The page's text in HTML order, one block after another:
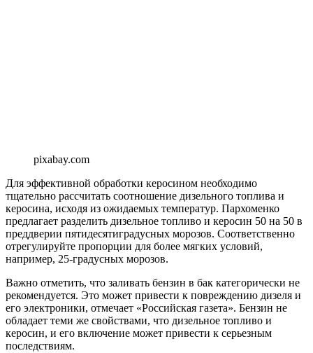
pixabay.com
Для эффективной обработки керосином необходимо
тщательно рассчитать соотношение дизельного топлива и
керосина, исходя из ожидаемых температур. Пархоменко
предлагает разделить дизельное топливо и керосин 50 на 50 в
преддверии пятидесятиградусных морозов. Соответственно
отрегулируйте пропорции для более мягких условий,
например, 25-градусных морозов.
Важно отметить, что заливать бензин в бак категорически не
рекомендуется. Это может привести к повреждению дизеля и
его электроники, отмечает «Российская газета». Бензин не
обладает теми же свойствами, что дизельное топливо и
керосин, и его включение может привести к серьезным
последствиям.